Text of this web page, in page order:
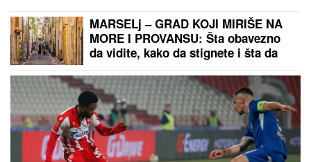
VANJA ŽIVIĆ ĆE POBESNETI!Milena
Kačavenda i Žana Omnia zajedno na
odmoru - skinule se na pesku u
kupaće, evo kako izgledaju (FOTO)